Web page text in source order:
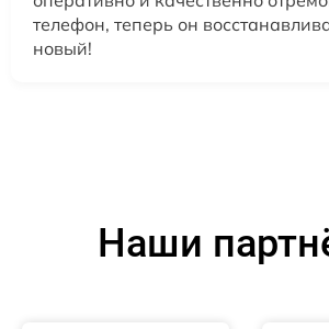
телефон, теперь он
новый!
Наши